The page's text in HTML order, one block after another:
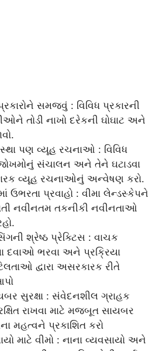
સમજવું : વિવિધ પ્રકારની
તોડી નાખો દરેકની ઘોઘાટ અને
પણ વ્યૂહ રચનાઓ : વિવિધ
સંચાલન અને તેને ઘટાડવા
વ્યૂહ રચનાઓનું અન્વેષણ કરો.
ઉભરતા પ્રવાહો : વીમા લેન્ડસ્કેપને
નવીનતમ તકનીકી નવીનતાઓ
શ્રેષ્ઠ પ્રેક્ટિસ : વાચક
દવાઓ ભરવા અને પ્રક્રિયા
દ્વારા અસરકારક રીતે
સુરક્ષા : સંવેદનશીલ ગ્રાહક
રાખવા માટે મજબૂત સાયબર
મહત્વને પ્રકાશિત કરો
માટે વીમો : નાના વ્યવસાયો અને